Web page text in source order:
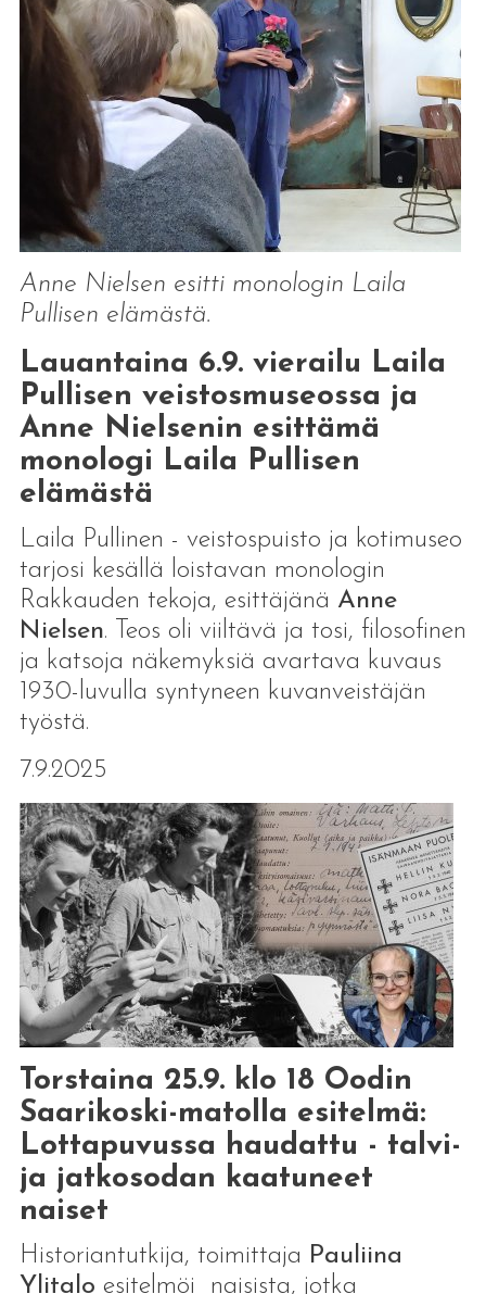
Anne Nielsen esitti monologin Laila
Pullisen elämästä.
Lauantaina 6.9. vierailu Laila
Pullisen veistosmuseossa ja
Anne Nielsenin esittämä
monologi Laila Pullisen
elämästä
Laila Pullinen - veistospuisto ja kotimuseo
tarjosi kesällä loistavan monologin
Rakkauden tekoja, esittäjänä Anne
Nielsen. Teos oli viiltävä ja tosi, filosofinen
ja katsoja näkemyksiä avartava kuvaus
1930-luvulla syntyneen kuvanveistäjän
työstä.
7.9.2025
Torstaina 25.9. klo 18 Oodin
Saarikoski-matolla esitelmä:
Lottapuvussa haudattu - talvi-
ja jatkosodan kaatuneet
naiset
Historiantutkija, toimittaja Pauliina
Ylitalo esitelmöi naisista, jotka